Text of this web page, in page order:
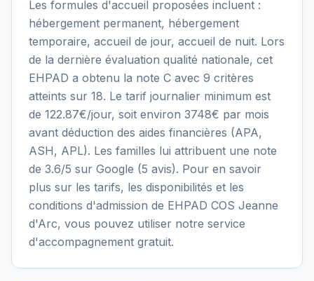
Les formules d'accueil proposées incluent :
hébergement permanent, hébergement
temporaire, accueil de jour, accueil de nuit. Lors
de la dernière évaluation qualité nationale, cet
EHPAD a obtenu la note C avec 9 critères
atteints sur 18. Le tarif journalier minimum est
de 122.87€/jour, soit environ 3748€ par mois
avant déduction des aides financières (APA,
ASH, APL). Les familles lui attribuent une note
de 3.6/5 sur Google (5 avis). Pour en savoir
plus sur les tarifs, les disponibilités et les
conditions d'admission de EHPAD COS Jeanne
d'Arc, vous pouvez utiliser notre service
d'accompagnement gratuit.